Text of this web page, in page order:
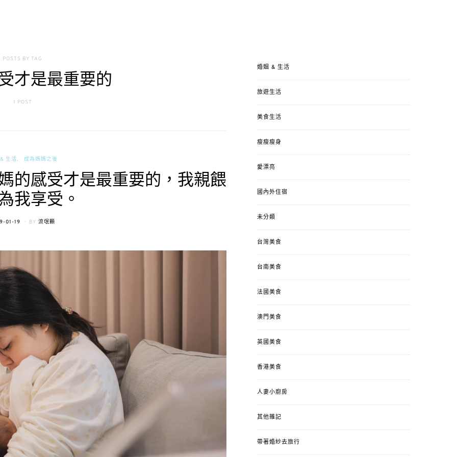
POSTS BY TAG
才是最重要的
1 POST
生活 成為媽媽之後
的感受才是最重要的，我親餵
我享受。
01-19 BY 流氓顆
婚姻 & 生活
旅遊生活
美食生活
瘦瘦瘦身
愛漂亮
國內外住宿
未分類
台灣美食
台南美食
法國美食
澳門美食
英國美食
香港美食
人妻小廚房
其他雜記
帶著婚紗去旅行